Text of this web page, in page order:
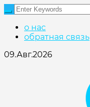
о нас
обратная связь
09.Авг.2026